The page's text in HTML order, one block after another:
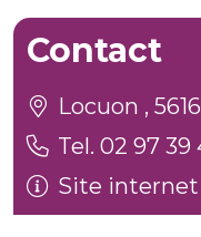
Contact
Locuon ,
Tel. 02 97 39
Site internet